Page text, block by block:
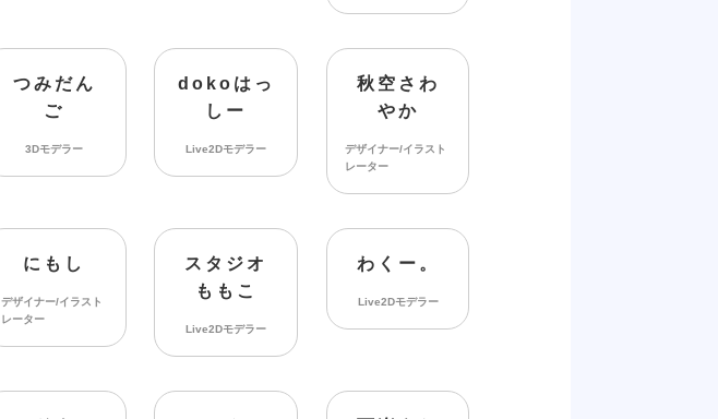
つみだん
ご
3Dモデラー
dokoはっ
しー
Live2Dモデラー
秋空さわ
やか
デザイナー/イラスト
レーター
にもし
デザイナー/イラスト
レーター
スタジオ
ももこ
Live2Dモデラー
わくー。
Live2Dモデラー